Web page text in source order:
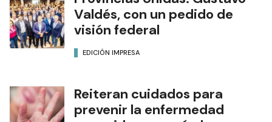
Valdés, con un pedido de
visión federal
EDICIÓN IMPRESA
Reiteran cuidados para
prevenir la enfermedad